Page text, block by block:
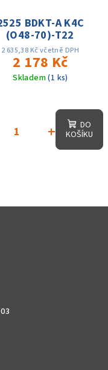
BDKT-A K4C
(O48-70)-T22
2 635,38 Kč včetně DPH
2 178 Kč
Skladem(1 ks)
+
DO
KOŠÍKU